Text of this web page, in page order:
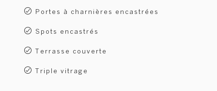
Portes à charnières encastrées
Spots encastrés
Terrasse couverte
Triple vitrage